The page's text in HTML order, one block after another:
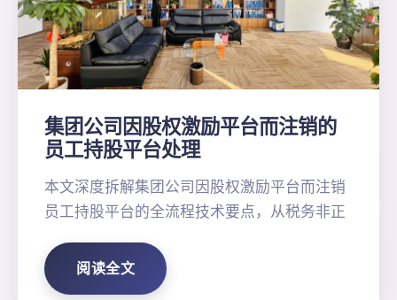
集团公司因股权激励平台而注销的
员工持股平台处理
本文深度拆解集团公司因股权激励平台而注销
员工持股平台的全流程技术要点，从税务非正
阅读全文